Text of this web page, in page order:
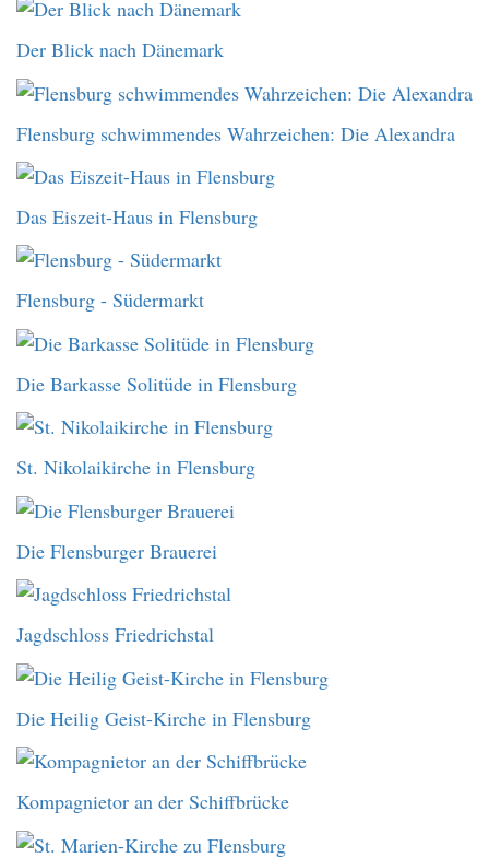
Der Blick nach Dänemark
Flensburg schwimmendes Wahrzeichen: Die Alexandra
Das Eiszeit-Haus in Flensburg
Flensburg - Südermarkt
Die Barkasse Solitüde in Flensburg
St. Nikolaikirche in Flensburg
Die Flensburger Brauerei
Jagdschloss Friedrichstal
Die Heilig Geist-Kirche in Flensburg
Kompagnietor an der Schiffbrücke